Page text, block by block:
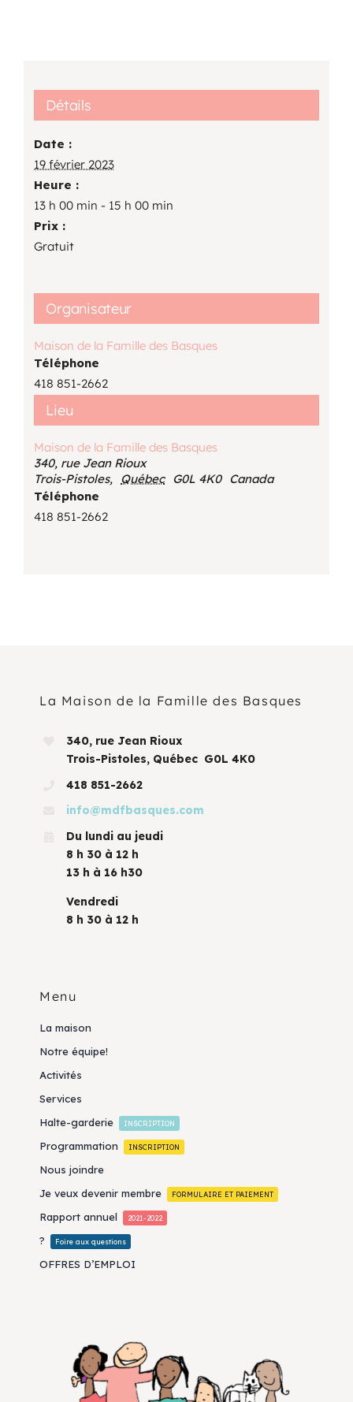
Détails
Date :
19 février 2023
Heure :
13 h 00 min - 15 h 00 min
Prix :
Gratuit
Lieu
Maison de la Famille des Basques
340, rue Jean Rioux
Trois-Pistoles, Québec G0L 4K0 Canada
Téléphone
418 851-2662
Organisateur
Maison de la Famille des Basques
Téléphone
418 851-2662
La Maison de la Famille des Basques
340, rue Jean Rioux
Trois-Pistoles, Québec G0L 4K0
418 851-2662
info@mdfbasques.com
Du lundi au jeudi
8 h 30 à 12 h
13 h à 16 h30
Vendredi
8 h 30 à 12 h
Menu
La maison
Notre équipe!
Activités
Services
Halte-garderie
INSCRIPTION
Programmation INSCRIPTION
Nous joindre
Je veux devenir membre
FORMULAIRE ET PAIEMENT
Rapport annuel 2021-2022
? Foire aux questions
OFFRES D’EMPLOI